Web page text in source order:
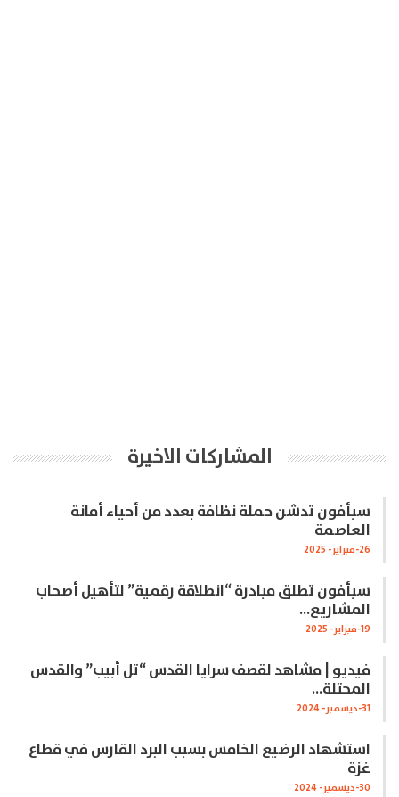
المشاركات الاخيرة
سبأفون تدشن حملة نظافة بعدد من أحياء أمانة
العاصمة
26-فبراير- 2025
سبأفون تطلق مبادرة “انطلاقة رقمية” لتأهيل أصحاب
المشاريع…
19-فبراير- 2025
فيديو | مشاهد لقصف سرايا القدس “تل أبيب” والقدس
المحتلة…
31-ديسمبر- 2024
استشهاد الرضيع الخامس بسبب البرد القارس في قطاع
غزة
30-ديسمبر- 2024